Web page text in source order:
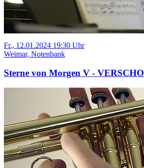
Fr., 12.01.2024 19:30 Uhr
Weimar, Notenbank
Sterne von Morgen V -